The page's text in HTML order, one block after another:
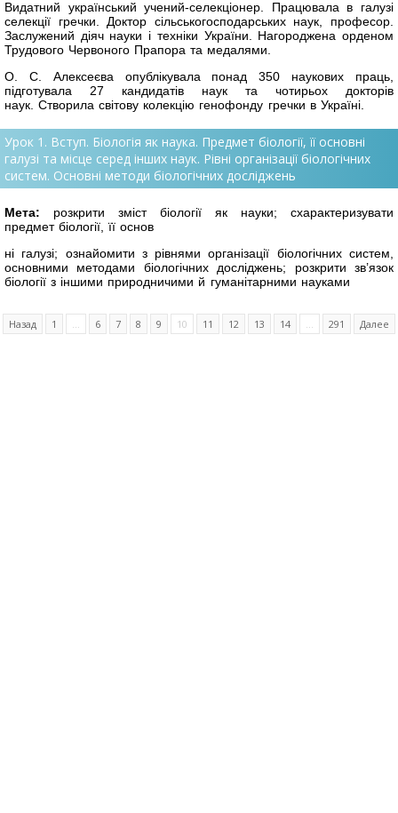
Видатний український учений-селекціонер. Працювала в галузі
селекції гречки. Доктор сільськогосподарських наук, професор.
Заслужений діяч науки і техніки України. Нагороджена орденом
Трудового Червоного Прапора та медалями.
О. С. Алексеєва опублікувала понад 350 наукових праць,
підготувала 27 кандидатів наук та чотирьох докторів
наук. Створила світову колекцію генофонду гречки в Україні.
Урок 1. Вступ. Біологія як наука. Предмет біології, її основні
галузі та місце серед інших наук. Рівні організації біологічних
систем. Основні методи біологічних досліджень
Мета: розкрити зміст біології як науки; схарактеризувати
предмет біології, її основ
ні галузі; ознайомити з рівнями організації біологічних систем,
основними методами біологічних досліджень; розкрити зв’язок
біології з іншими природничими й гуманітарними науками
Назад 1 6 7 8 9 10 11 12 13 14 291 Далее